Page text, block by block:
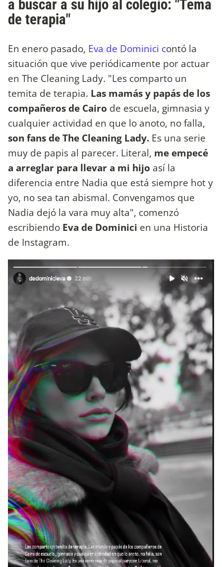
a buscar a su hijo al colegio: "Tema
de terapia"
En enero pasado, Eva de Dominici contó la
situación que vive periódicamente por actuar
en The Cleaning Lady. "Les comparto un
temita de terapia. Las mamás y papás de los
compañeros de Cairo de escuela, gimnasia y
cualquier actividad en que lo anoto, no falla,
son fans de The Cleaning Lady. Es una serie
muy de papis al parecer. Literal, me empecé
a arreglar para llevar a mi hijo así la
diferencia entre Nadia que está siempre hot y
yo, no sea tan abismal. Convengamos que
Nadia dejó la vara muy alta", comenzó
escribiendo Eva de Dominici en una Historia
de Instagram.